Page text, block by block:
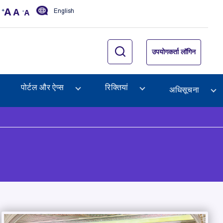
English
उपयोगकर्ता लॉगिन
पोर्टल और ऐप्स रिक्तियां अधिसूचना